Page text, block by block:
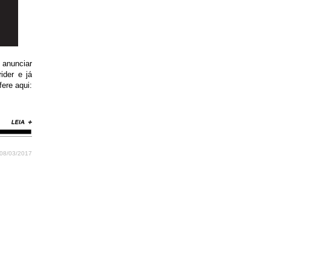
e já
aqui:
08/03/2017